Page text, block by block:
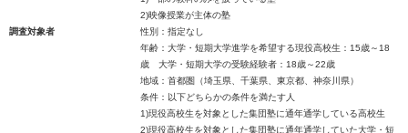
2)映像授業が主体の塾
調査対象者
性別：指定なし
年齢：大学・短期大学進学を希望する現役高校生：15歳～18
歳 大学・短期大学の受験経験者：18歳～22歳
地域：首都圏（埼玉県、千葉県、東京都、神奈川県）
条件：以下どちらかの条件を満たす人
1)現役高校生を対象とした集団塾に通年通学している高校生
2)現役高校生を対象とした集団塾に通年通学していた大学・短